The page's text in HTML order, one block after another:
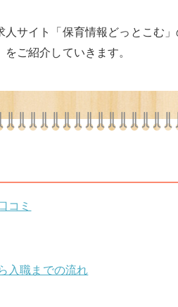
人サイト「保育情報どっとこむ
ご紹介していきます。
コミ
入職までの流れ